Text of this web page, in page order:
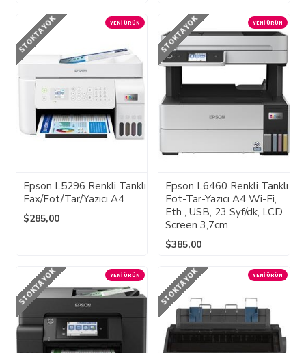
YENI ÜRÜN
STOKTA YOK
Epson L5296 Renkli Tanklı
Fax/Fot/Tar/Yazıcı A4
$285,00
YENI ÜRÜN
STOKTA YOK
Epson L6460 Renkli Tanklı
Fot-Tar-Yazıcı A4 Wi-Fi,
Eth , USB, 23 Syf/dk, LCD
Screen 3,7cm
$385,00
YENI ÜRÜN
STOKTA YOK YENI ÜRÜN
STOKTA YOK